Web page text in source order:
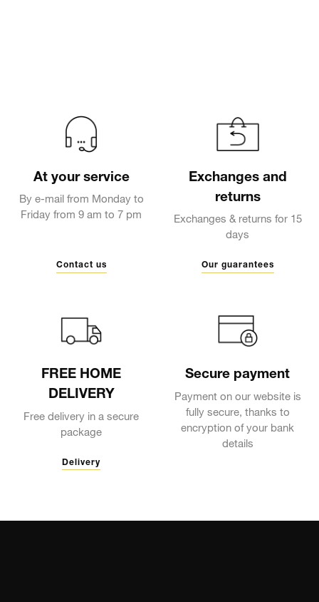
At your service
By e-mail from Monday to
Friday from 9 am to 7 pm
Contact us
Exchanges and
returns
Exchanges & returns for 15
days
Our guarantees
FREE HOME
DELIVERY
Free delivery in a secure
package
Delivery
Secure payment
Payment on our website is
fully secure, thanks to
encryption of your bank
details